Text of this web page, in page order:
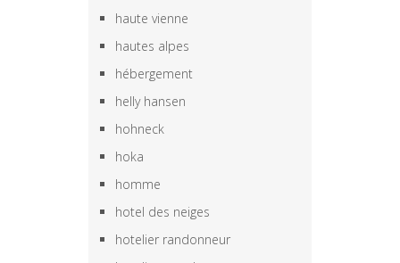
haute vienne
hautes alpes
hébergement
helly hansen
hohneck
hoka
homme
hotel des neiges
hotelier randonneur